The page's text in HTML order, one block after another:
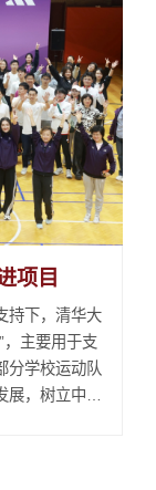
项目
持下，清华大
，主要用于支
分学校运动队
，树立中国